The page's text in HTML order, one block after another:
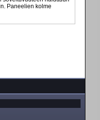
Paneelien kolme